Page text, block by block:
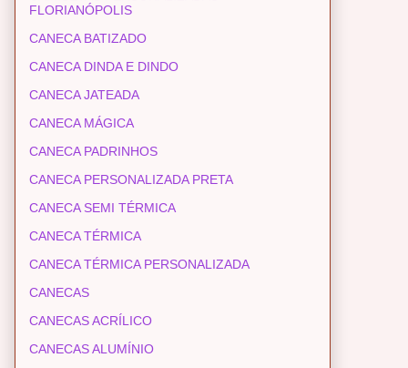
FLORIANÓPOLIS
CANECA BATIZADO
CANECA DINDA E DINDO
CANECA JATEADA
CANECA MÁGICA
CANECA PADRINHOS
CANECA PERSONALIZADA PRETA
CANECA SEMI TÉRMICA
CANECA TÉRMICA
CANECA TÉRMICA PERSONALIZADA
CANECAS
CANECAS ACRÍLICO
CANECAS ALUMÍNIO